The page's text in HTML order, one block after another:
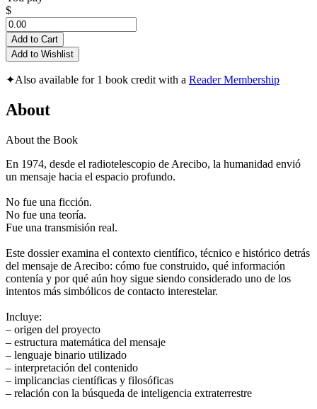
$
Add to Cart
Add to Wishlist
✦Also available for 1 book credit with a Reader Membership
About
About the Book
En 1974, desde el radiotelescopio de Arecibo, la humanidad envió
un mensaje hacia el espacio profundo.
No fue una ficción.
No fue una teoría.
Fue una transmisión real.
Este dossier examina el contexto científico, técnico e histórico detrás
del mensaje de Arecibo: cómo fue construido, qué información
contenía y por qué aún hoy sigue siendo considerado uno de los
intentos más simbólicos de contacto interestelar.
Incluye:
– origen del proyecto
– estructura matemática del mensaje
– lenguaje binario utilizado
– interpretación del contenido
– implicancias científicas y filosóficas
– relación con la búsqueda de inteligencia extraterrestre